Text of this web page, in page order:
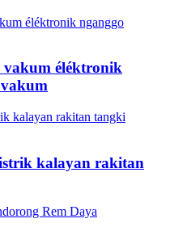
vakum éléktronik
kalayan rakitan